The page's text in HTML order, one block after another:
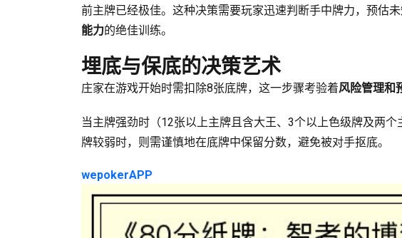
前主牌已经极佳。这种决策需要玩家迅速判断手中牌力，预估
能力的绝佳训练。
埋底与保底的决策艺术
庄家在游戏开始时需扣除8张底牌，这一步骤考验着风险管理和
当主牌强劲时（12张以上主牌且含大王、3个以上色级牌及两
牌较弱时，则需谨慎地在底牌中保留分数，避免被对手抠底。
wepokerAPP